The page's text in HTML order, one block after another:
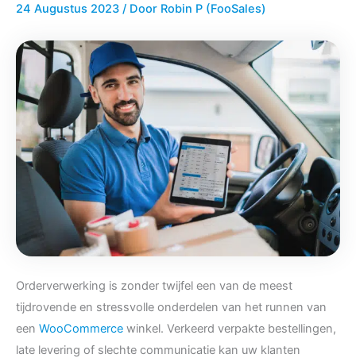
24 Augustus 2023 / Door Robin P (FooSales)
Orderverwerking is zonder twijfel een van de meest
tijdrovende en stressvolle onderdelen van het runnen van
een WooCommerce winkel. Verkeerd verpakte bestellingen,
late levering of slechte communicatie kan uw klanten